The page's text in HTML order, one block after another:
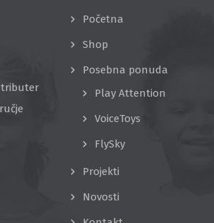
Početna
Shop
Posebna ponuda
Play Attention
VoiceToys
FlySky
Projekti
Novosti